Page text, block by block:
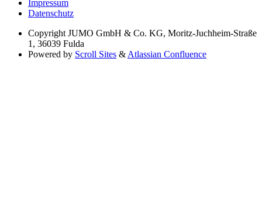
Impressum
Datenschutz
Copyright JUMO GmbH & Co. KG, Moritz-Juchheim-Straße
1, 36039 Fulda
Powered by Scroll Sites & Atlassian Confluence